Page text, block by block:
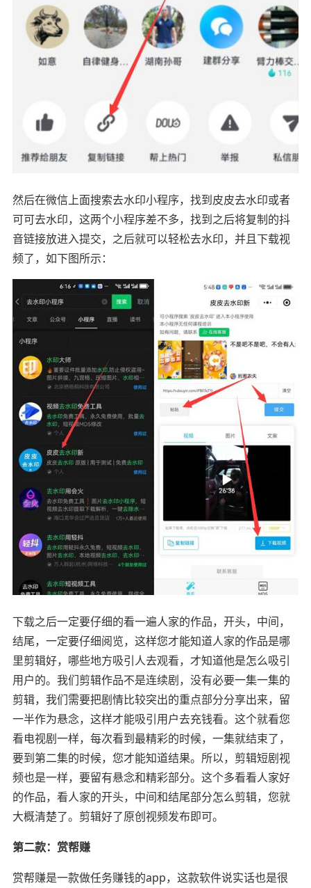
然后在微信上面搜索去水印小程序，找到皮皮去水印或者
可可去水印，这两个小程序差不多，找到之后将复制的抖
音链接放进入提交，之后就可以轻松去水印，并且下载视
频了，如下图所示：
下载之后一定要仔细的看一遍人家的作品，开头，中间，
结尾，一定要仔细阅览，这样您才能知道人家的作品是哪
里剪辑好，哪些地方吸引人去观看，才知道他是怎么吸引
用户的。我们剪辑作品不是连续剧，没有必要一集一集的
剪辑，我们需要把剧情比较突出的重点部分分享出来，留
一半作为悬念，这样才能吸引用户去充钱看。这个就看您
看电视剧一样，每次看到最精彩的时候，一集就结束了，
要到第二集的时候，您才能知道结果。所以，剪辑短剧视
频也是一样，要留有悬念和精彩部分。这个多看看人家好
的作品，看人家的开头，中间和结尾部分怎么剪辑，您就
大概清楚了。剪辑好了原创视频发布即可。
第二款：赏帮赚
赏帮赚是一款做任务赚钱的app，这款软件说实话也是很